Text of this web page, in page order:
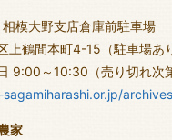
模大野支店倉庫前駐車場
間本町4-15（駐車場あり
9:00～10:30（売り切れ次
家